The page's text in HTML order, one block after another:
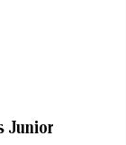
Junior